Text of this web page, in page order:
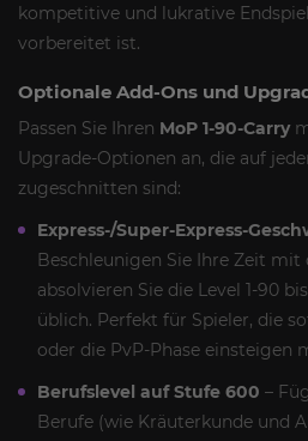
kompetitive und lukrative
vorbereitet ist.
Optionale Add-Ons und
Passen Sie Ihren MoP 1-90-Carry
Upgrade-Optionen an, die auf
zugeschnitten sind:
Express-/Super-Express-
Beschleunigen Sie Ihre Zeit mit
absolvieren Sie die Level 1-90
üblich. Perfekt für Spieler, die
oder die PvP-Phase einsteigen
Berufslevel auf Stufe 600 –
Berufe (wie Kräuterkunde und